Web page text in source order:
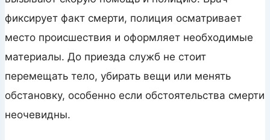
фиксирует факт смерти, полиция осматривает
место происшествия и оформляет необходимые
материалы. До приезда служб не стоит
перемещать тело, убирать вещи или менять
обстановку, особенно если обстоятельства смерти
неочевидны.